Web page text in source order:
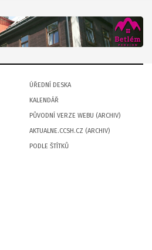
ÚŘEDNÍ DESKA
KALENDÁŘ
PŮVODNÍ VERZE WEBU (ARCHIV)
AKTUALNE.CCSH.CZ (ARCHIV)
PODLE ŠTÍTKŮ